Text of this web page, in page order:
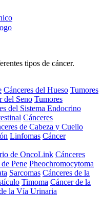
tipos de cáncer.
Cánceres del Hueso Tumores
del Seno Tumores
del Sistema Endocrino
Cánceres
de Cabeza y Cuello
Linfomas Cáncer
de OncoLink Cánceres
Pene Pheochromocytoma
Sarcomas Cánceres de la
Timoma Cáncer de la
la Vía Urinaria